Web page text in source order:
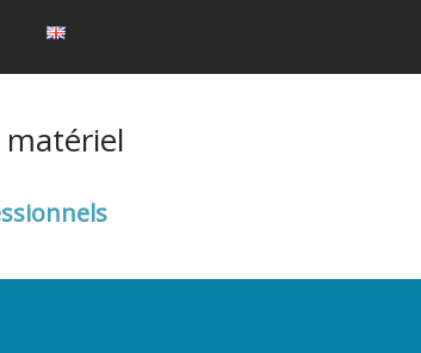
(current)
matériel